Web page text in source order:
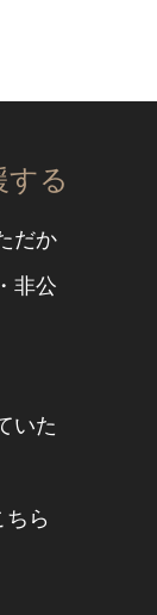
る
だか
非公
いた
ら